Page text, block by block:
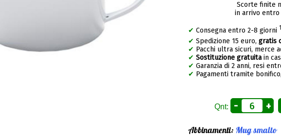
Scorte finite
in arrivo entro
✔ Consegna entro 2-8 giorni 1
✔ Spedizione 15 euro, gratis
✔ Pacchi ultra sicuri, merce
✔ Sostituzione gratuitain
✔ Garanzia di 2 anni, resi
✔ Pagamenti tramite
Qnt: - +
Abbinamenti: Mug smalto